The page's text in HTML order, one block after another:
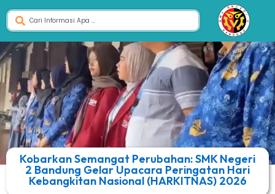
Kobarkan Semangat Perubahan: SMK Negeri
2 Bandung Gelar Upacara Peringatan Hari
Kebangkitan Nasional (HARKITNAS) 2026